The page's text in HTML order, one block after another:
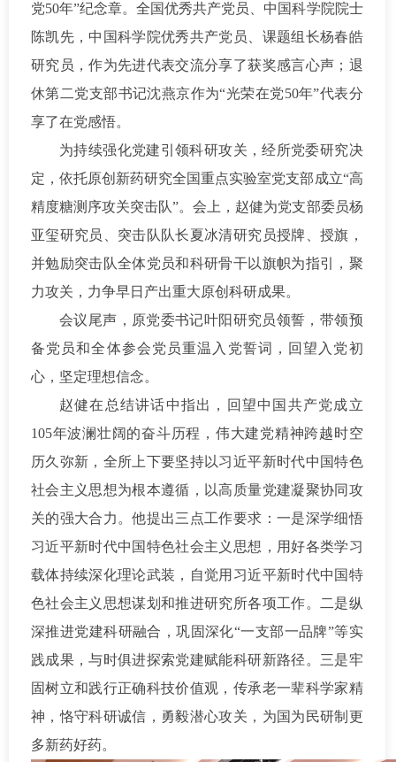
党50年”纪念章。全国优秀共产党员、中国科学院院士
陈凯先，中国科学院优秀共产党员、课题组长杨春皓
研究员，作为先进代表交流分享了获奖感言心声；退
休第二党支部书记沈燕京作为“光荣在党50年”代表分
享了在党感悟。
为持续强化党建引领科研攻关，经所党委研究决
定，依托原创新药研究全国重点实验室党支部成立“高
精度糖测序攻关突击队”。会上，赵健为党支部委员杨
亚玺研究员、突击队队长夏冰清研究员授牌、授旗，
并勉励突击队全体党员和科研骨干以旗帜为指引，聚
力攻关，力争早日产出重大原创科研成果。
会议尾声，原党委书记叶阳研究员领誓，带领预
备党员和全体参会党员重温入党誓词，回望入党初
心，坚定理想信念。
赵健在总结讲话中指出，回望中国共产党成立
105年波澜壮阔的奋斗历程，伟大建党精神跨越时空
历久弥新，全所上下要坚持以习近平新时代中国特色
社会主义思想为根本遵循，以高质量党建凝聚协同攻
关的强大合力。他提出三点工作要求：一是深学细悟
习近平新时代中国特色社会主义思想，用好各类学习
载体持续深化理论武装，自觉用习近平新时代中国特
色社会主义思想谋划和推进研究所各项工作。二是纵
深推进党建科研融合，巩固深化“一支部一品牌”等实
践成果，与时俱进探索党建赋能科研新路径。三是牢
固树立和践行正确科技价值观，传承老一辈科学家精
神，恪守科研诚信，勇毅潜心攻关，为国为民研制更
多新药好药。